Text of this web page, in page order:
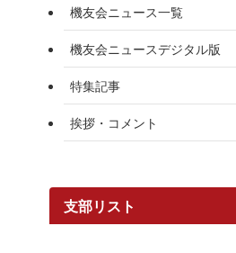
機友会ニュース一覧
機友会ニュースデジタル版
特集記事
挨拶・コメント
支部リスト